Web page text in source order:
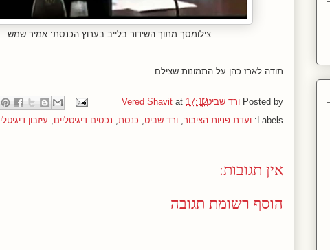
צילומסך מתוך השידור בלייב בערוץ הכנסת: אמיר שמש
תודה לארז כהן על התמונות שצילם.
Posted by ורד שביט | Vered Shavit at 17:12
Labels:
ועדת פניות הציבור, ורד שביט, כנסת, נכסים דיגיטליים, עיזבון דיגיטלי
אין תגובות:
הוסף רשומת תגובה